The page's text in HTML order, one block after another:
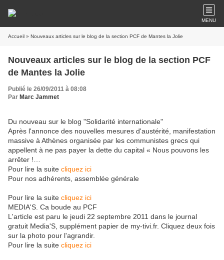
MENU
Accueil » Nouveaux articles sur le blog de la section PCF de Mantes la Jolie
Nouveaux articles sur le blog de la section PCF
de Mantes la Jolie
Publié le 26/09/2011 à 08:08
Par Marc Jammet
Du nouveau sur le blog "Solidarité internationale"
Après l'annonce des nouvelles mesures d'austérité, manifestation
massive à Athènes organisée par les communistes grecs qui
appellent à ne pas payer la dette du capital « Nous pouvons les
arrêter !…
Pour lire la suite cliquez ici
Pour nos adhérents, assemblée générale
Pour lire la suite cliquez ici
MEDIA'S. Ca boude au PCF
L'article est paru le jeudi 22 septembre 2011 dans le journal
gratuit Media'S, supplément papier de my-tivi.fr. Cliquez deux fois
sur la photo pour l'agrandir.
Pour lire la suite cliquez ici